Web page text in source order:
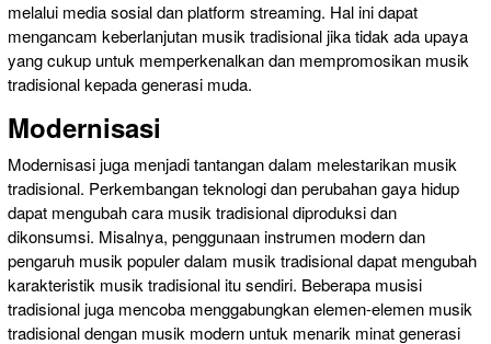
melalui media sosial dan platform streaming. Hal ini dapat
mengancam keberlanjutan musik tradisional jika tidak ada upaya
yang cukup untuk memperkenalkan dan mempromosikan musik
tradisional kepada generasi muda.
Modernisasi
Modernisasi juga menjadi tantangan dalam melestarikan musik
tradisional. Perkembangan teknologi dan perubahan gaya hidup
dapat mengubah cara musik tradisional diproduksi dan
dikonsumsi. Misalnya, penggunaan instrumen modern dan
pengaruh musik populer dalam musik tradisional dapat mengubah
karakteristik musik tradisional itu sendiri. Beberapa musisi
tradisional juga mencoba menggabungkan elemen-elemen musik
tradisional dengan musik modern untuk menarik minat generasi